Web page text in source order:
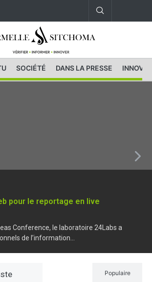
SOCIÉTÉ DANS LA PRESSE
pour le reportage en live
Conference, le laboratoire 24Labs a
de l’information...
Populaire